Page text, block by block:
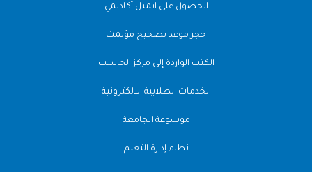
الحصول على ايميل أكاديمي
حجز موعد تصحيح مؤتمت
الكتب الواردة إلى مركز الحاسب
الخدمات الطلابية الالكترونية
موسوعة الجامعة
نظام إدارة التعلم